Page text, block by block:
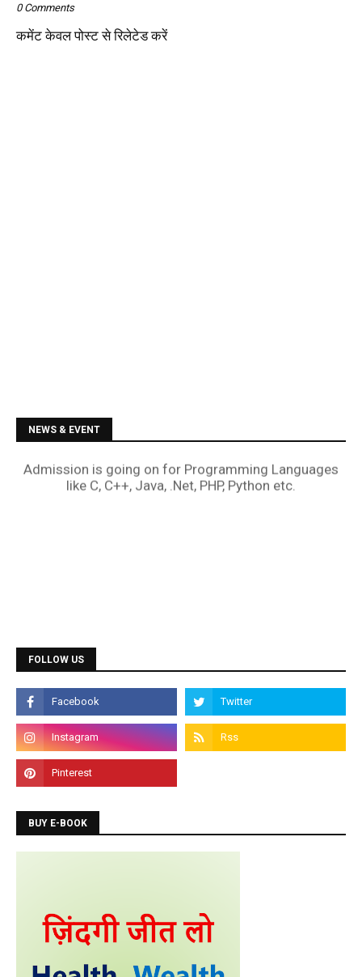
0 Comments
कमेंट केवल पोस्ट से रिलेटेड करें
NEWS & EVENT
Admission is going on for all Diploma Courses like
DCA, DTP, Tally, Web Designing etc.
Programming Courses
Admission is going on for Programming Languages
like C, C++, Java, .Net, PHP, Python etc.
FOLLOW US
BUY E-BOOK